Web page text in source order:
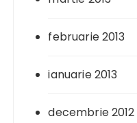
februarie 2013
ianuarie 2013
decembrie 2012